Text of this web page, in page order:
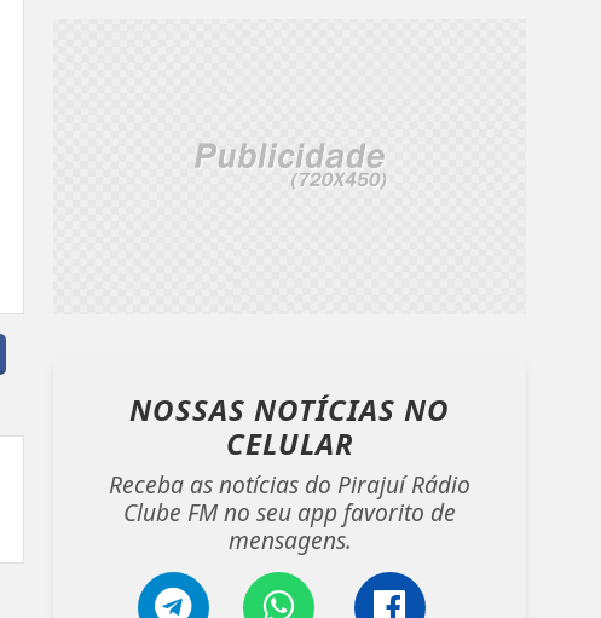
NOSSAS NOTÍCIASNO
CELULAR
Receba as notícias do Pirajuí Rádio
Clube FM no seu app favorito de
mensagens.